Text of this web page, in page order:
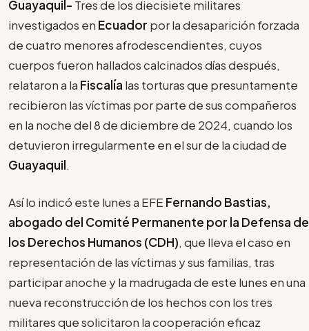
Guayaquil- Tres de los diecisiete militares
investigados en Ecuador por la desaparición forzada
de cuatro menores afrodescendientes, cuyos
cuerpos fueron hallados calcinados días después,
relataron a la Fiscalía las torturas que presuntamente
recibieron las víctimas por parte de sus compañeros
en la noche del 8 de diciembre de 2024, cuando los
detuvieron irregularmente en el sur de la ciudad de
Guayaquil.
Así lo indicó este lunes a EFE Fernando Bastias,
abogado del Comité Permanente por la Defensa de
los Derechos Humanos (CDH), que lleva el caso en
representación de las víctimas y sus familias, tras
participar anoche y la madrugada de este lunes en una
nueva reconstrucción de los hechos con los tres
militares que solicitaron la cooperación eficaz